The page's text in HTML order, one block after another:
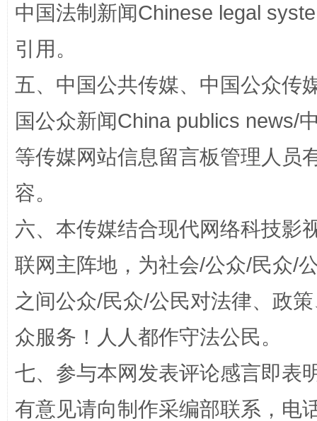
漫山遍野的桃花与雪山、麦地、白藏房 除
招工难、用工荒背后
中国法制新闻Chinese legal
引用。
五、中国公共传媒、中国公众传
国公众新闻China publics news/
等传媒网站信息留言板管理人员
容。
六、本传媒结合现代网络科技影
联网主阵地，为社会/公众/民众/
之间公众/民众/公民对法律、政
众服务！人人都作守法公民。
七、参与本网发表评论感言即表
有意见请向制作采编部联系，电